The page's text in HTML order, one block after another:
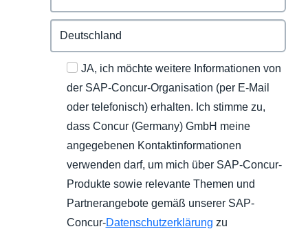
JA, ich möchte weitere Informationen von
der SAP-Concur-Organisation (per E-Mail
oder telefonisch) erhalten. Ich stimme zu,
dass Concur (Germany) GmbH meine
angegebenen Kontaktinformationen
verwenden darf, um mich über SAP-Concur-
Produkte sowie relevante Themen und
Partnerangebote gemäß unserer SAP-
Concur-Datenschutzerklärung zu